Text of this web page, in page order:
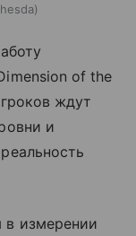
of the
ждут
и
измерении